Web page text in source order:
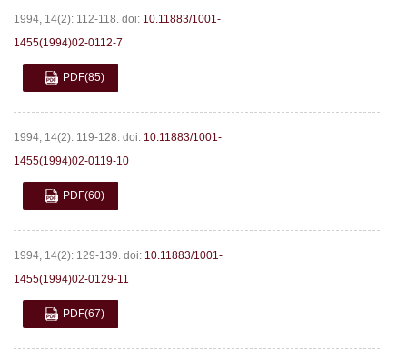
1994, 14(2): 112-118. doi: 10.11883/1001-
1455(1994)02-0112-7
PDF(85)
1994, 14(2): 119-128. doi: 10.11883/1001-
1455(1994)02-0119-10
PDF(60)
1994, 14(2): 129-139. doi: 10.11883/1001-
1455(1994)02-0129-11
PDF(67)